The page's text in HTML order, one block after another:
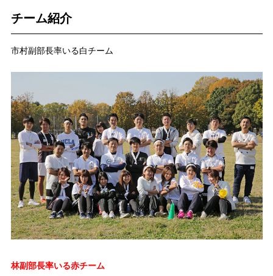
チーム紹介
市村副部長率いる白チーム
林副部長率いる赤チーム